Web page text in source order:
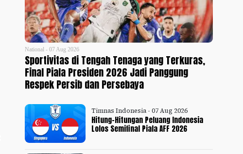
National - 07 Aug 2026
Sportivitas di Tengah Tenaga yang Terkuras,
Final Piala Presiden 2026 Jadi Panggung
Respek Persib dan Persebaya
Timnas Indonesia - 07 Aug 2026
Hitung-Hitungan Peluang Indonesia
Lolos Semifinal Piala AFF 2026